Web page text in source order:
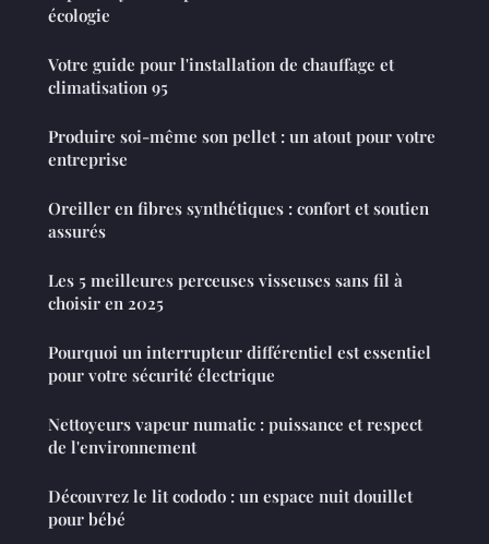
écologie
Votre guide pour l'installation de chauffage et
climatisation 95
Produire soi-même son pellet : un atout pour votre
entreprise
Oreiller en fibres synthétiques : confort et soutien
assurés
Les 5 meilleures perceuses visseuses sans fil à
choisir en 2025
Pourquoi un interrupteur différentiel est essentiel
pour votre sécurité électrique
Nettoyeurs vapeur numatic : puissance et respect
de l'environnement
Découvrez le lit cododo : un espace nuit douillet
pour bébé